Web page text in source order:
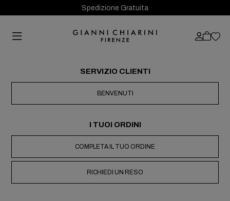
Spedizione Gratuita
SERVIZIO CLIENTI
BENVENUTI
I TUOI ORDINI
COMPLETA IL TUO ORDINE
RICHIEDI UN RESO